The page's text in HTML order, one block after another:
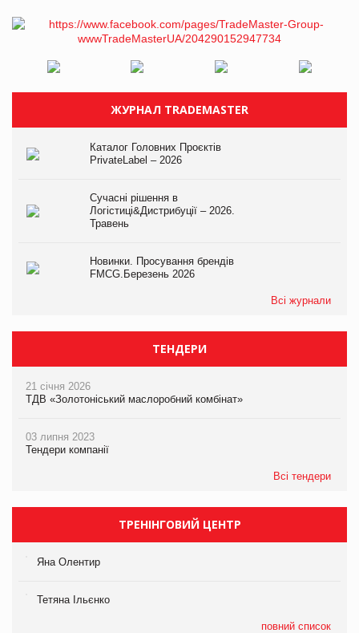
ЖУРНАЛ TRADEMASTER
Каталог Головних Проєктів
PrivateLabel – 2026
Сучасні рішення в
Логістиці&Дистрибуції – 2026.
Травень
Новинки. Просування брендів
FMCG.Березень 2026
Всі журнали
ТЕНДЕРИ
21 січня 2026
ТДВ «Золотоніський маслоробний комбінат»
03 липня 2023
Тендери компанії
Всі тендери
ТРЕНІНГОВИЙ ЦЕНТР
Яна Олентир
Тетяна Ільєнко
повний список